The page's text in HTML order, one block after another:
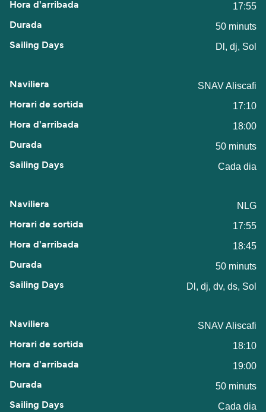
17:55
50 minuts
Dl, dj, Sol
SNAV Aliscafi
17:10
18:00
50 minuts
Cada dia
NLG
17:55
18:45
50 minuts
Dl, dj, dv, ds, Sol
SNAV Aliscafi
18:10
19:00
50 minuts
Cada dia